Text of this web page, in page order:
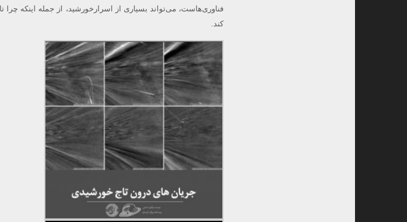
فناوری‌هاست، می‌تواند بسیاری از اسرارخورشید، از جمله اینکه
کند.